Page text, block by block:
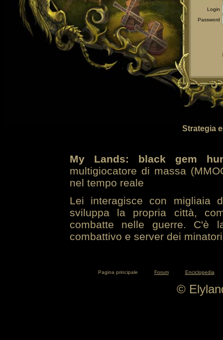
Login
Password
Strategia
My Lands: black gem
multigiocatore di massa
nel tempo reale
Lei interagisce con migliaia
sviluppa la propria città,
combatte nelle guerre. C'è
combattivo e server dei
Pagina principale Forum Enciclopedia
©